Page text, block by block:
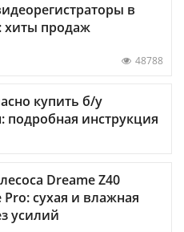
в
хиты продаж
48788
купить б/у
подробная инструкция
Dreame Z40
Pro: сухая и влажная
усилий